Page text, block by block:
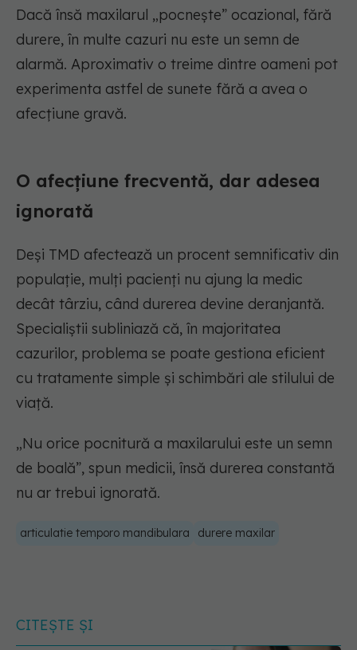
Dacă însă maxilarul „pocnește” ocazional, fără
durere, în multe cazuri nu este un semn de
alarmă. Aproximativ o treime dintre oameni pot
experimenta astfel de sunete fără a avea o
afecțiune gravă.
O afecțiune frecventă, dar adesea
ignorată
Deși TMD afectează un procent semnificativ din
populație, mulți pacienți nu ajung la medic
decât târziu, când durerea devine deranjantă.
Specialiștii subliniază că, în majoritatea
cazurilor, problema se poate gestiona eficient
cu tratamente simple și schimbări ale stilului de
viață.
„Nu orice pocnitură a maxilarului este un semn
de boală”, spun medicii, însă durerea constantă
nu ar trebui ignorată.
articulatie temporo mandibulara durere maxilar
CITEȘTE ȘI